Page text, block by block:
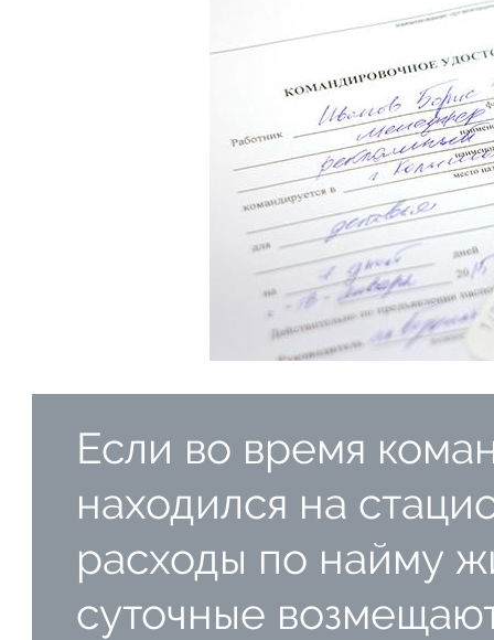
Если во время
находился на
расходы по найму
суточные